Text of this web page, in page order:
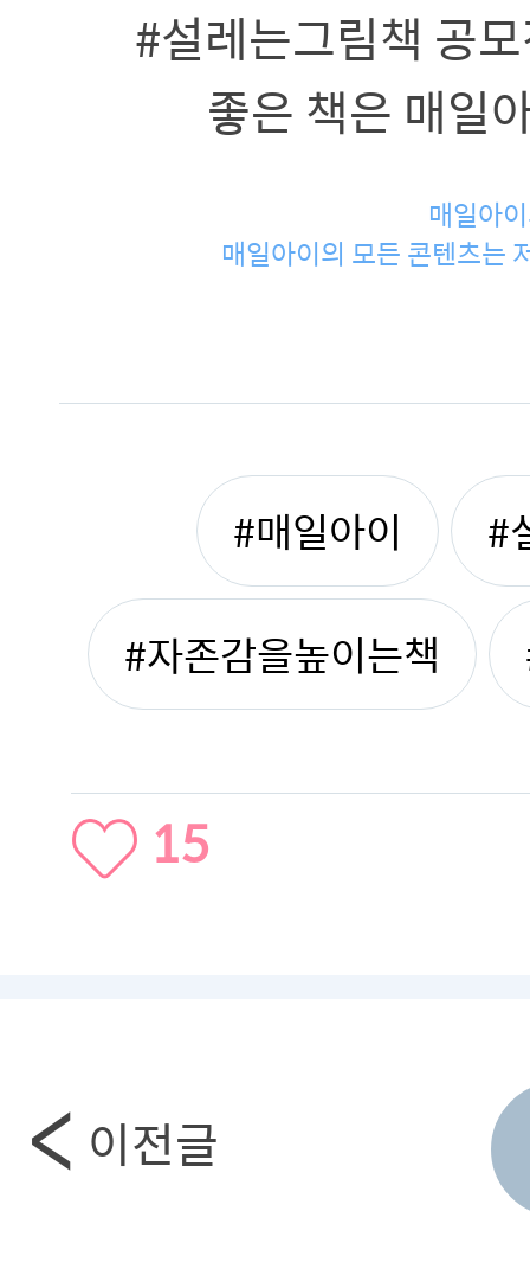
#설레는그림책 공
좋은 책은 매일
매일아
매일아이의 모든 콘텐츠는
#매일아이 #
#자존감을높이는책
15
이전글